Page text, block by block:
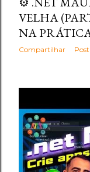
VELHA
NA
Compartilhar